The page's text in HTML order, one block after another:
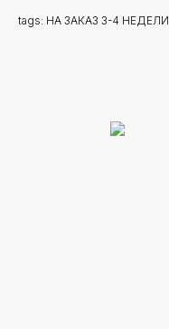
tags: НА ЗАКАЗ 3-4 НЕДЕЛИ